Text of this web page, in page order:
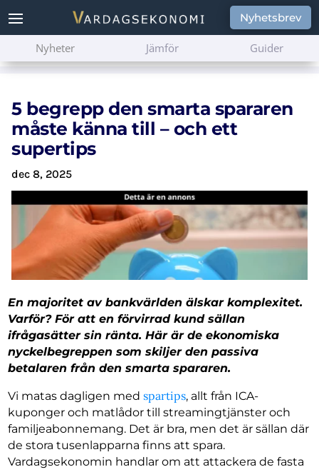
Nyhetsbrev
Nyheter Jämför Guider
5 begrepp den smarta spararen
måste känna till – och ett
supertips
dec 8, 2025
En majoritet av bankvärlden älskar komplexitet.
Varför? För att en förvirrad kund sällan
ifrågasätter sin ränta. Här är de ekonomiska
nyckelbegreppen som skiljer den passiva
betalaren från den smarta spararen.
Vi matas dagligen medspartips, allt från ICA-
kuponger och matlådor till streamingtjänster och
familjeabonnemang. Det är bra, men det är sällan där
de stora tusenlapparna finns att spara.
Vardagsekonomin handlar om att attackera de fasta